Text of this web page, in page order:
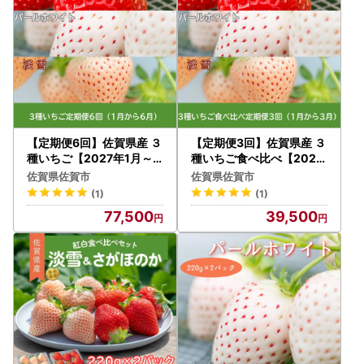
【定期便6回】佐賀県産 ３
種いちご【2027年1月～6
月発送】イチゴ 苺：B775
-001
佐賀県佐賀市
(1)
77,500
【定期便3回】佐賀県産 ３
種いちご食べ比べ【2027
年1～3月発送】苺 イチゴ
：B395-007
佐賀県佐賀市
(1)
39,500